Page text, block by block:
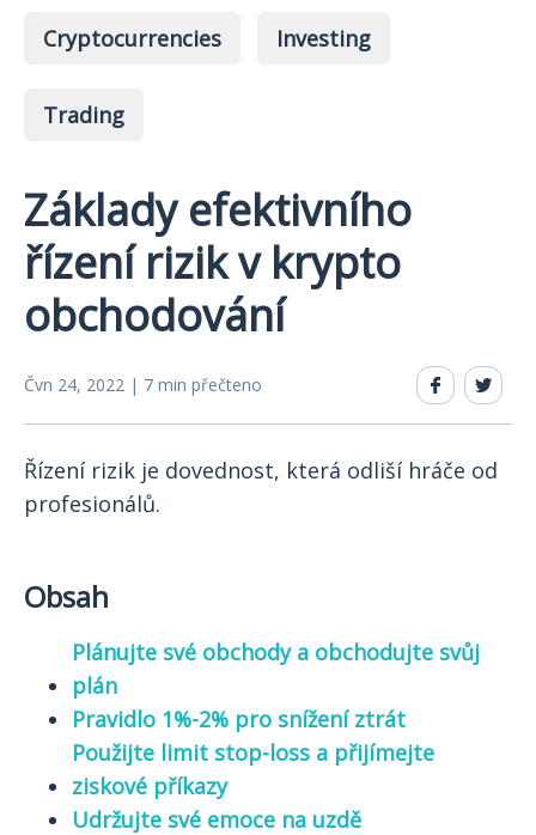
Cryptocurrencies Investing
Trading
Základy efektivního
řízení rizik v krypto
obchodování
Čvn 24, 2022 | 7 min přečteno
Řízení rizik je dovednost, která odliší hráče od
profesionálů.
Obsah
Plánujte své obchody a obchodujte svůj
plán
Pravidlo 1%-2% pro snížení ztrát
Použijte limit stop-loss a přijímejte
ziskové příkazy
Udržujte své emoce na uzdě